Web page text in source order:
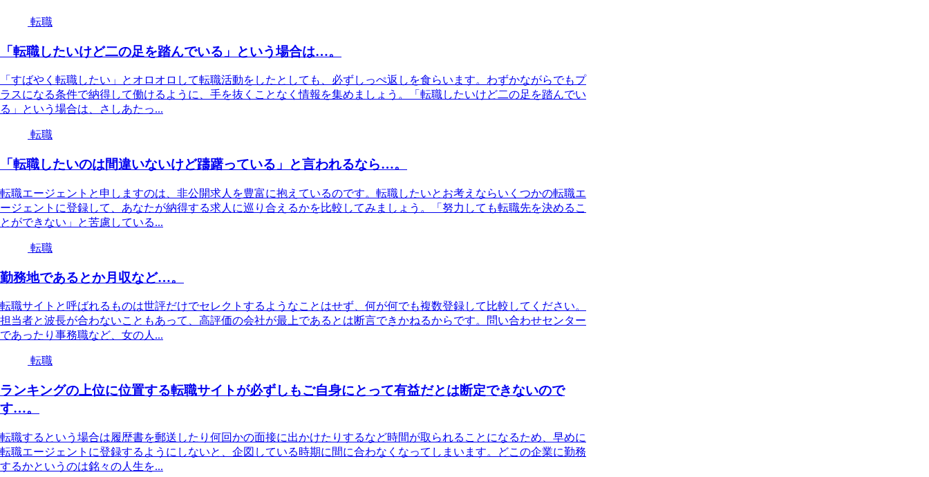
転職
「転職したいけど二の足を踏んでいる」という場合は…。
「すばやく転職したい」とオロオロして転職活動をしたとしても、必ずしっぺ返しを食らいます。わずかながらでもプ
ラスになる条件で納得して働けるように、手を抜くことなく情報を集めましょう。「転職したいけど二の足を踏んでい
る」という場合は、さしあたっ...
転職
「転職したいのは間違いないけど躊躇っている」と言われるなら…。
転職エージェントと申しますのは、非公開求人を豊富に抱えているのです。転職したいとお考えならいくつかの転職エ
ージェントに登録して、あなたが納得する求人に巡り合えるかを比較してみましょう。「努力しても転職先を決めるこ
とができない」と苦慮している...
転職
勤務地であるとか月収など…。
転職サイトと呼ばれるものは世評だけでセレクトするようなことはせず、何が何でも複数登録して比較してください。
担当者と波長が合わないこともあって、高評価の会社が最上であるとは断言できかねるからです。問い合わせセンター
であったり事務職など、女の人...
転職
ランキングの上位に位置する転職サイトが必ずしもご自身にとって有益だとは断定できないので
す…。
転職するという場合は履歴書を郵送したり何回かの面接に出かけたりするなど時間が取られることになるため、早めに
転職エージェントに登録するようにしないと、企図している時期に間に合わなくなってしまいます。どこの企業に勤務
するかというのは銘々の人生を...